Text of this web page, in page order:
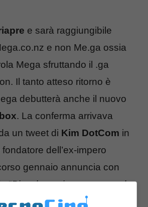
e sarà raggiungibile
e non Me.ga ossia
Mega sfruttando il .ga
Il tanto atteso ritorno è
debutterà anche il nuovo
. La conferma arrivava
un tweet di Kim DotCom in
dell’ex-impero
gennaio annuncia con
“Piccolo aggiornamento sul
Mega: il codice è completo al